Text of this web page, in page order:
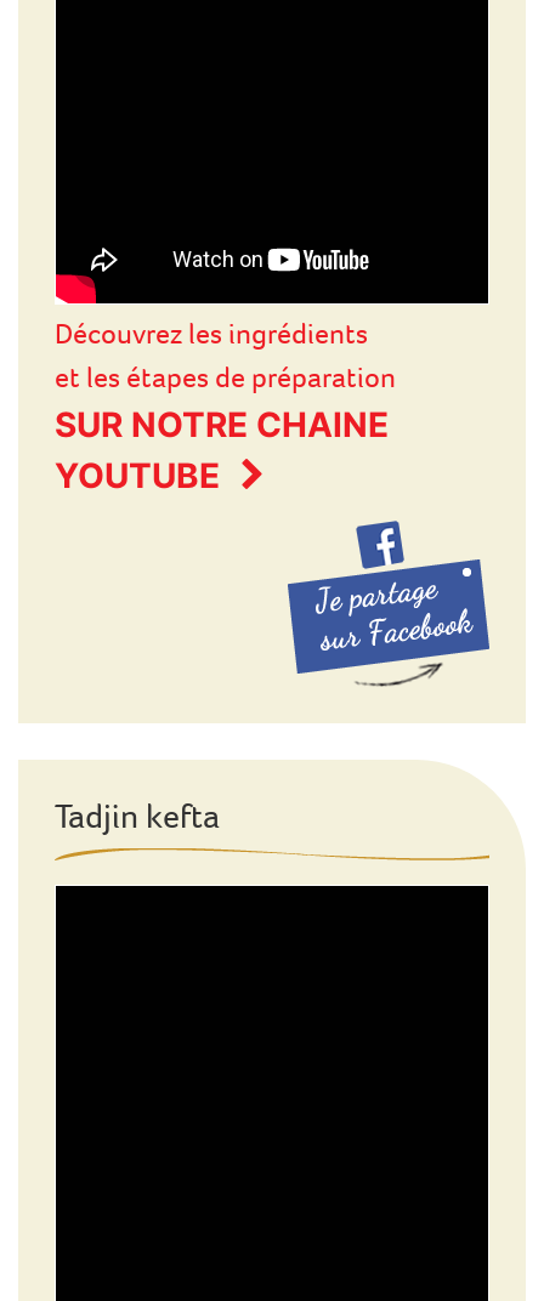
Découvrez les ingrédients
et les étapes de préparation
SUR NOTRE CHAINE
YOUTUBE
Tadjin kefta